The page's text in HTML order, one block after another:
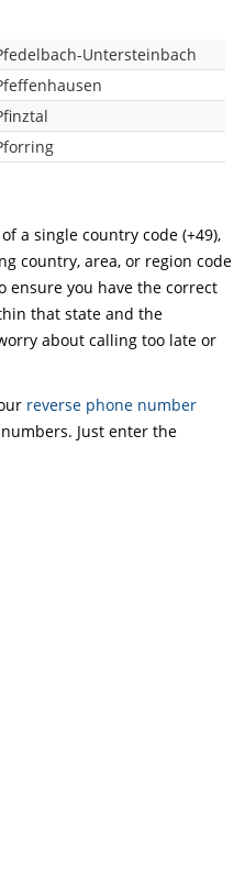
Untersteinbach
a single country code (+49),
country, area, or region code
ensure you have the correct
that state and the
about calling too late or
reverse phone number
Just enter the